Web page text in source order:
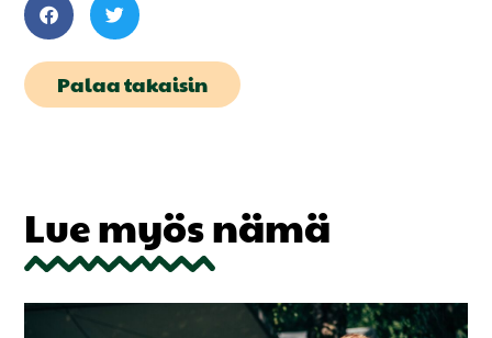
Palaa takaisin
Lue myös nämä